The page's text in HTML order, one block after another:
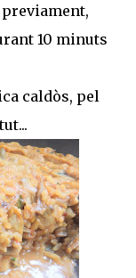
previament,
10 minuts
caldòs, pel